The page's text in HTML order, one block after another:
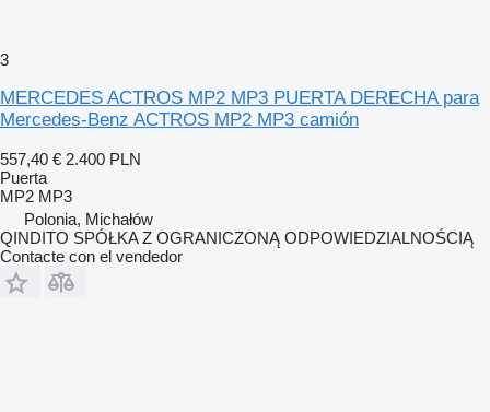
3
MERCEDES ACTROS MP2 MP3 PUERTA DERECHA para
Mercedes-Benz ACTROS MP2 MP3 camión
557,40 € 2.400 PLN
Puerta
MP2 MP3
Polonia, Michałów
QINDITO SPÓŁKA Z OGRANICZONĄ ODPOWIEDZIALNOŚCIĄ
Contacte con el vendedor